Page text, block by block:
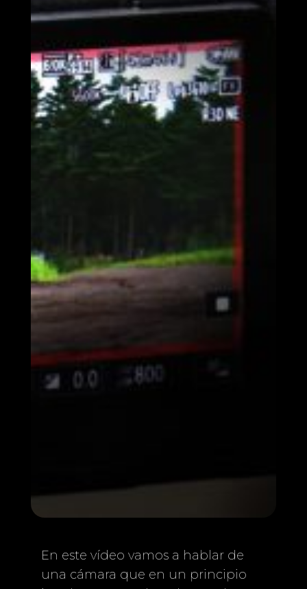
En este vídeo vamos a hablar de
una cámara que en un principio